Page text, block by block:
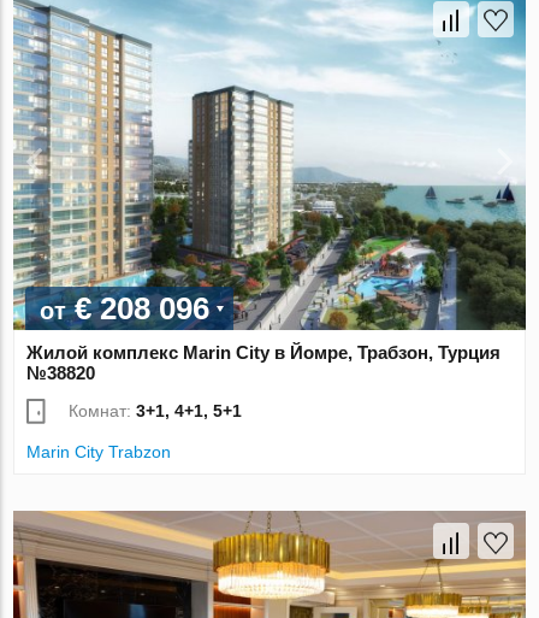
от€ 208 096
Жилой комплекс Marin City в Йомре, Трабзон, Турция
№38820
Комнат:3+1, 4+1, 5+1
Marin City Trabzon